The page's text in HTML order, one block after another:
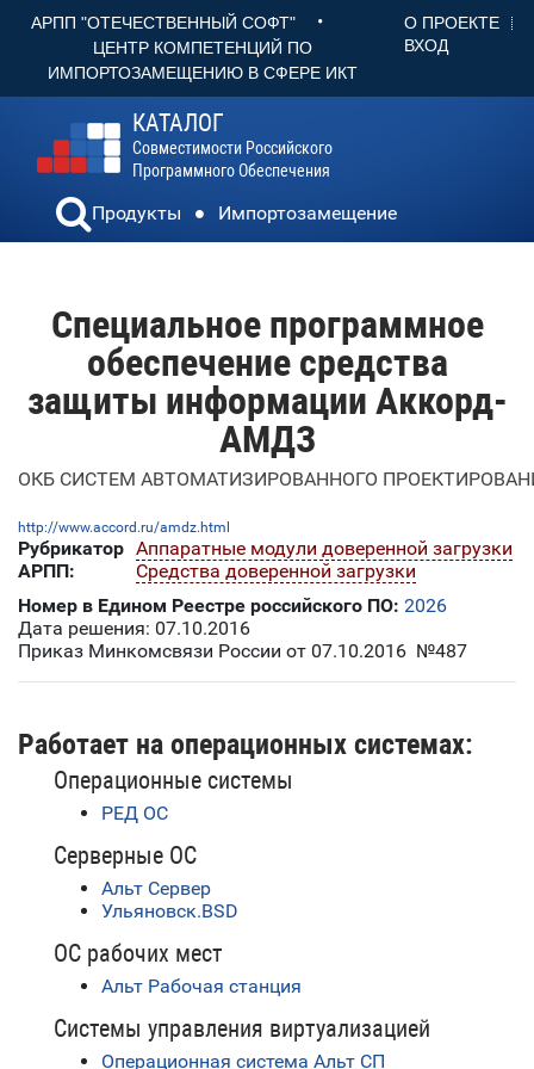
АРПП "ОТЕЧЕСТВЕННЫЙ СОФТ" •
ЦЕНТР КОМПЕТЕНЦИЙ ПО
ИМПОРТОЗАМЕЩЕНИЮ В СФЕРЕ ИКТ
О ПРОЕКТЕ
ВХОД
КАТАЛОГ
Совместимости Российского
Программного Обеспечения
Продукты Импортозамещение
Специальное программное
обеспечение средства
защиты информации Аккорд-
АМДЗ
ОКБ СИСТЕМ АВТОМАТИЗИРОВАННОГО
http://www.accord.ru/amdz.html
Рубрикатор
АРПП:
Аппаратные модули доверенной загрузки
Средства доверенной загрузки
Номер в Едином Реестре российского ПО: 2026
Дата решения: 07.10.2016
Приказ Минкомсвязи России от 07.10.2016 №487
Работает на операционных системах:
Операционные системы
РЕД ОС
Серверные ОС
Альт Сервер
Ульяновск.BSD
ОС рабочих мест
Альт Рабочая станция
Системы управления виртуализацией
Операционная система Альт СП